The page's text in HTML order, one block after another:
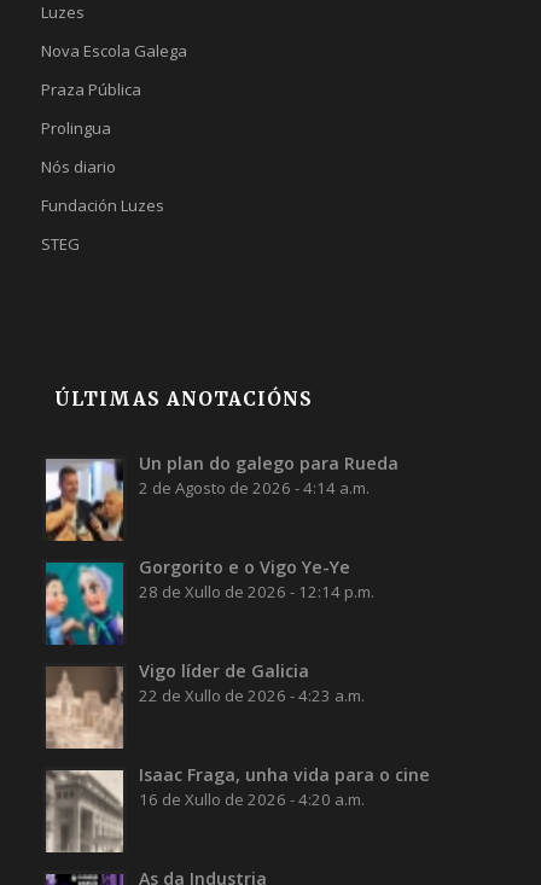
Luzes
Nova Escola Galega
Praza Pública
Prolingua
Nós diario
Fundación Luzes
STEG
ÚLTIMAS ANOTACIÓNS
Un plan do galego para Rueda
2 de Agosto de 2026 - 4:14 a.m.
Gorgorito e o Vigo Ye-Ye
28 de Xullo de 2026 - 12:14 p.m.
Vigo líder de Galicia
22 de Xullo de 2026 - 4:23 a.m.
Isaac Fraga, unha vida para o cine
16 de Xullo de 2026 - 4:20 a.m.
As da Industria